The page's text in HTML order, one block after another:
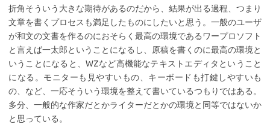
折角そういう大きな期待があるのだから、結果が出る過程、つまり
文章を書くプロセスも満足したものにしたいと思う。一般のユーザ
が和文の文書を作るのにおそらく最高の環境であるワープロソフト
と言えば一太郎ということになるし、原稿を書くのに最高の環境と
いうことになると、WZなど高機能なテキストエディタということ
になる。モニターも見やすいもの、キーボードも打鍵しやすいも
の、など、一応そういう環境を整えて書いているつもりではある。
多分、一般的な作家だとかライターだとかの環境と同等ではないか
と思っている。